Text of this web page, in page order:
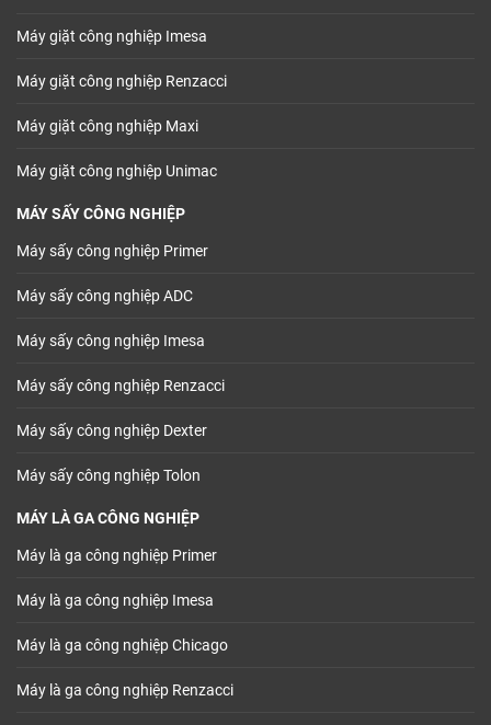
Máy giặt công nghiệp Imesa
Máy giặt công nghiệp Renzacci
Máy giặt công nghiệp Maxi
Máy giặt công nghiệp Unimac
MÁY SẤY CÔNG NGHIỆP
Máy sấy công nghiệp Primer
Máy sấy công nghiệp ADC
Máy sấy công nghiệp Imesa
Máy sấy công nghiệp Renzacci
Máy sấy công nghiệp Dexter
Máy sấy công nghiệp Tolon
MÁY LÀ GA CÔNG NGHIỆP
Máy là ga công nghiệp Primer
Máy là ga công nghiệp Imesa
Máy là ga công nghiệp Chicago
Máy là ga công nghiệp Renzacci